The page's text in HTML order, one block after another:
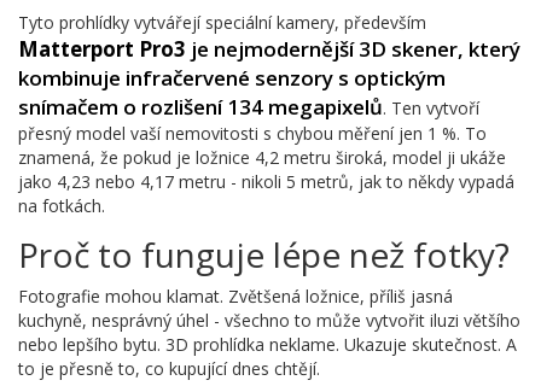
Tyto prohlídky vytvářejí speciální kamery, především
Matterport Pro3 je nejmodernější 3D skener, který
kombinuje infračervené senzory s optickým
snímačem o rozlišení 134 megapixelů. Ten vytvoří
přesný model vaší nemovitosti s chybou měření jen 1 %. To
znamená, že pokud je ložnice 4,2 metru široká, model ji ukáže
jako 4,23 nebo 4,17 metru - nikoli 5 metrů, jak to někdy vypadá
na fotkách.
Proč to funguje lépe než fotky?
Fotografie mohou klamat. Zvětšená ložnice, příliš jasná
kuchyně, nesprávný úhel - všechno to může vytvořit iluzi většího
nebo lepšího bytu. 3D prohlídka neklame. Ukazuje skutečnost. A
to je přesně to, co kupující dnes chtějí.